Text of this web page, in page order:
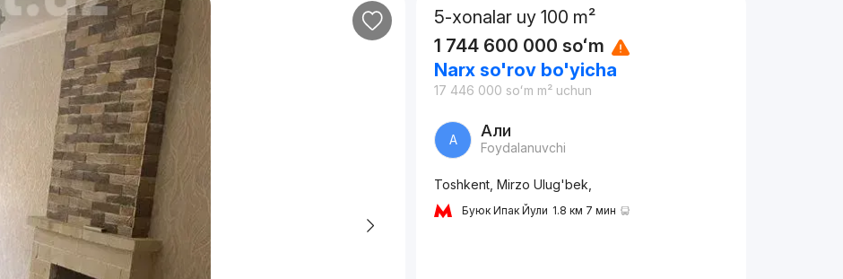
5-xonalar uy 100 m²
1 744 600 000 soʻm
Narx so'rov bo'yicha
17 446 000 soʻm m² uchun
А Али
Foydalanuvchi
Toshkent, Mirzo Ulug'bek,
Буюк Ипак Йули 1.8 км 7 мин